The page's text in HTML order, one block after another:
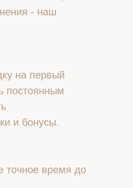
- наш
на первый
постоянным
и бонусы.
точное время до